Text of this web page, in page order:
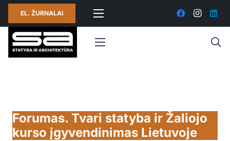
EL. ŽURNALAI
Forumas. Tvari statyba ir Žaliojo
kurso įgyvendinimas Lietuvoje